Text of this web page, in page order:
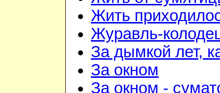
Жить
Журавль-
За дымкой лет,
За окном
За окном -